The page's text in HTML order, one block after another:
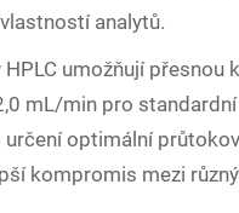
analytů.
umožňují
mL/min pro
optimální
kompromis mezi